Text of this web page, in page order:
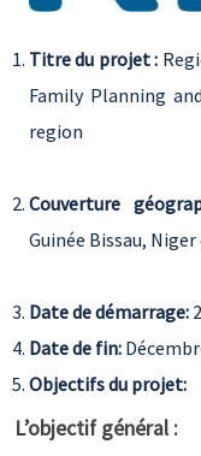
Titre du projet :
Family Planning
region
Couverture
Guinée Bissau, Niger
Date de démarrage:
Date de fin:
Objectifs du projet:
L’objectif général :